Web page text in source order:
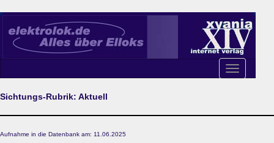
Toggle
navigation
Sichtungs-Rubrik: Aktuell
Aufnahme in die Datenbank am: 11.06.2025